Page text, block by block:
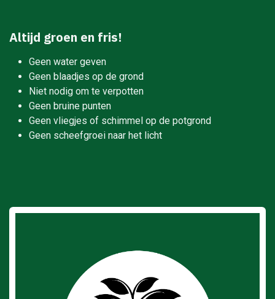
Altijd groen en fris!
Geen water geven
Geen blaadjes op de grond
Niet nodig om te verpotten
Geen bruine punten
Geen vliegjes of schimmel op de potgrond
Geen scheefgroei naar het licht